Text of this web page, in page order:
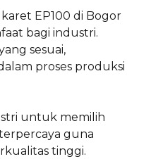
EP100 di Bogor
bagi industri.
sesuai,
proses produksi
untuk memilih
guna
tinggi.